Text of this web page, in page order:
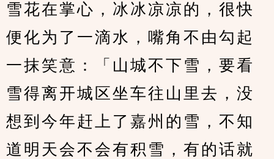
雪花在掌心，冰冰凉凉的，很快
便化为了一滴水，嘴角不由勾起
一抹笑意：「山城不下雪，要看
雪得离开城区坐车往山里去，没
想到今年赶上了嘉州的雪，不知
道明天会不会有积雪，有的话就